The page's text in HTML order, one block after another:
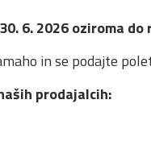
6. 2026 oziroma
in se podajte
prodajalcih: